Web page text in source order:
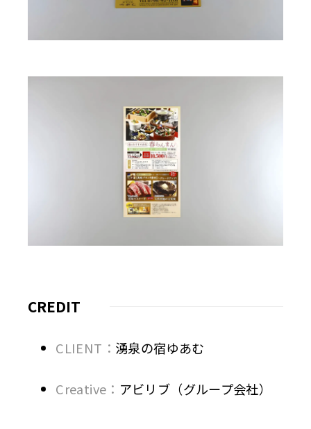
CREDIT
CLIENT： 湧泉の宿ゆあむ
Creative： アビリブ（グループ会社）